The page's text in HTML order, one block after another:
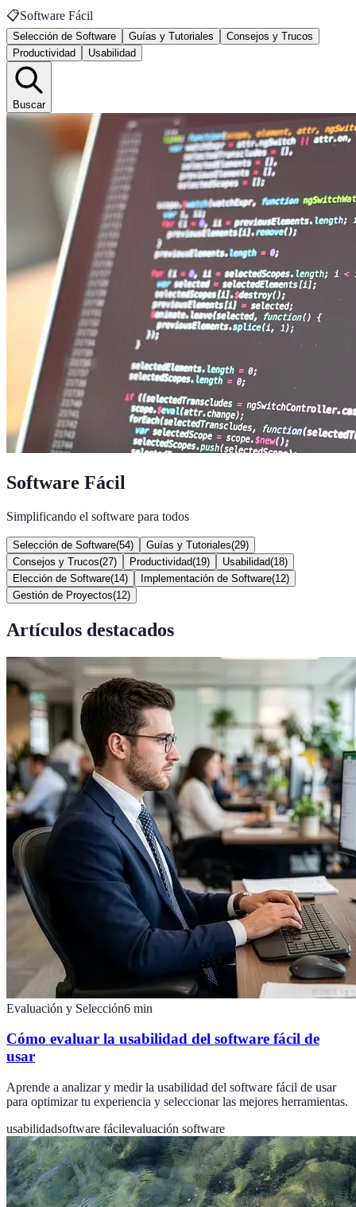
📋Software Fácil
Selección de Software Guías y Tutoriales
Consejos y Trucos
Productividad
Usabilidad
Buscar
Software Fácil
Simplificando el software para todos
Selección de Software(54) Guías y Tutoriales(29)
Consejos y Trucos(27) Productividad(19) Usabilidad(18)
Elección de Software(14) Implementación de Software(12)
Gestión de Proyectos(12)
Artículos destacados
Evaluación y Selección6 min
Cómo evaluar la usabilidad del software fácil de
usar
Aprende a analizar y medir la usabilidad del software fácil de usar
para optimizar tu experiencia y seleccionar las mejores herramientas.
usabilidadsoftware fácilevaluación software